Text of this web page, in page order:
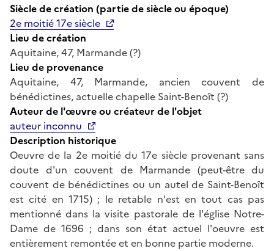
Siècle de création (partie de siècle ou époque)
2e moitié 17e siècle
Lieu de création
Aquitaine, 47, Marmande (?)
Lieu de provenance
Aquitaine, 47, Marmande, ancien couvent de
bénédictines, actuelle chapelle Saint-Benoît (?)
Auteur de l'œuvre ou créateur de l'objet
auteur inconnu
Description historique
Oeuvre de la 2e moitié du 17e siècle provenant sans
doute d'un couvent de Marmande (peut-être du
couvent de bénédictines ou un autel de Saint-Benoît
est cité en 1715) ; le retable n'est en tout cas pas
mentionné dans la visite pastorale de l'église Notre-
Dame de 1696 ; dans son état actuel l'oeuvre est
entièrement remontée et en bonne partie moderne.